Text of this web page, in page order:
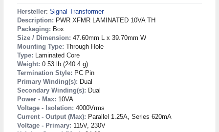
Hersteller: Signal Transformer
Description: PWR XFMR LAMINATED 10VA TH
Packaging: Box
Size / Dimension: 47.60mm L x 39.70mm W
Mounting Type: Through Hole
Type: Laminated Core
Weight: 0.53 lb (240.4 g)
Termination Style: PC Pin
Primary Winding(s): Dual
Secondary Winding(s): Dual
Power - Max: 10VA
Voltage - Isolation: 4000Vrms
Current - Output (Max): Parallel 1.25A, Series 620mA
Voltage - Primary: 115V, 230V